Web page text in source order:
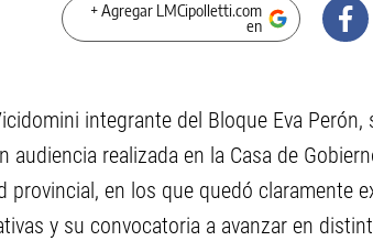
+ Agregar LMCipolletti.com
en
integrante del Bloque Eva Perón,
audiencia realizada en la Casa de
en los que quedó claramente
y su convocatoria a avanzar en